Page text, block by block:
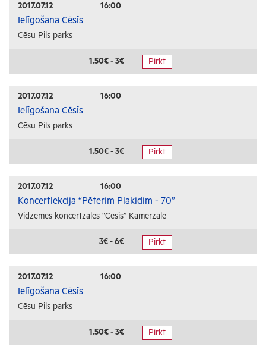
2017.07.12 16:00
Ielīgošana Cēsīs
Cēsu Pils parks
1.50€ - 3€ Pirkt
2017.07.12 16:00
Ielīgošana Cēsīs
Cēsu Pils parks
1.50€ - 3€ Pirkt
2017.07.12 16:00
Koncertlekcija “Pēterim Plakidim - 70”
Vidzemes koncertzāles “Cēsis” Kamerzāle
3€ - 6€ Pirkt
2017.07.12 16:00
Ielīgošana Cēsīs
Cēsu Pils parks
1.50€ - 3€ Pirkt